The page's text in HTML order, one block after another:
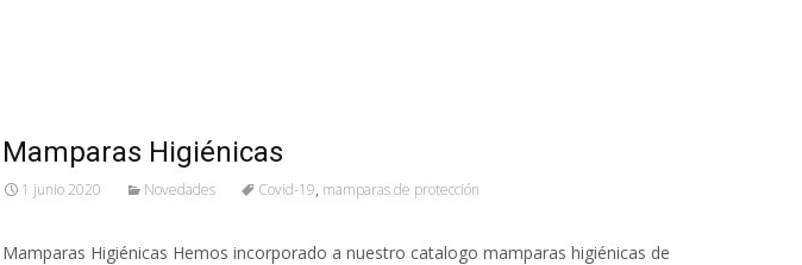
Mamparas Higiénicas
1 junio 2020 Novedades Covid-19, mamparas de protección
Mamparas Higiénicas Hemos incorporado a nuestro catalogo mamparas higiénicas de